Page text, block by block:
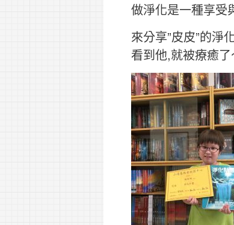
做淨化是一種享受
來分享”皮皮”的淨
看到他,就被療癒了